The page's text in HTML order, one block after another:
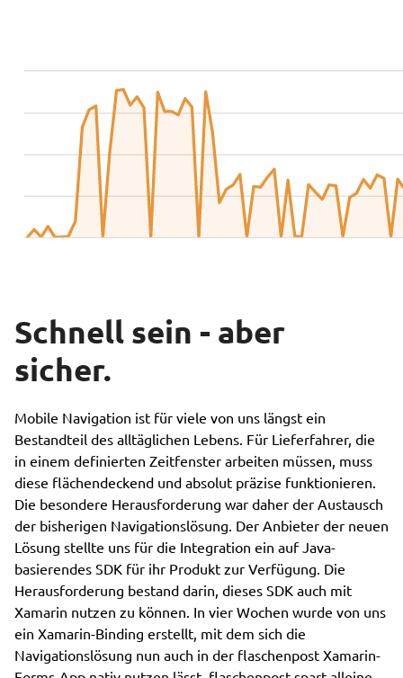
Schnell sein - aber
sicher.
Mobile Navigation ist für viele von uns längst ein
Bestandteil des alltäglichen Lebens. Für Lieferfahrer, die
in einem definierten Zeitfenster arbeiten müssen, muss
diese flächendeckend und absolut präzise funktionieren.
Die besondere Herausforderung war daher der Austausch
der bisherigen Navigationslösung. Der Anbieter der neuen
Lösung stellte uns für die Integration ein auf Java-
basierendes SDK für ihr Produkt zur Verfügung. Die
Herausforderung bestand darin, dieses SDK auch mit
Xamarin nutzen zu können. In vier Wochen wurde von uns
ein Xamarin-Binding erstellt, mit dem sich die
Navigationslösung nun auch in der flaschenpost Xamarin-